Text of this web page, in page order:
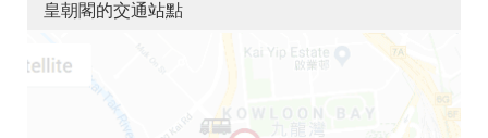
皇朝閣的交通站點